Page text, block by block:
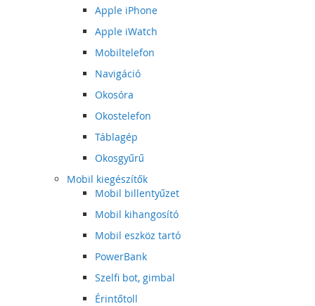
Apple iPhone
Apple iWatch
Mobiltelefon
Navigáció
Okosóra
Okostelefon
Táblagép
Okosgyűrű
Mobil kiegészítők
Mobil billentyűzet
Mobil kihangosító
Mobil eszköz tartó
PowerBank
Szelfi bot, gimbal
Érintőtoll